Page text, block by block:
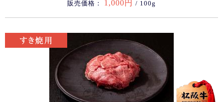
販売価格： 1,000円 / 100g